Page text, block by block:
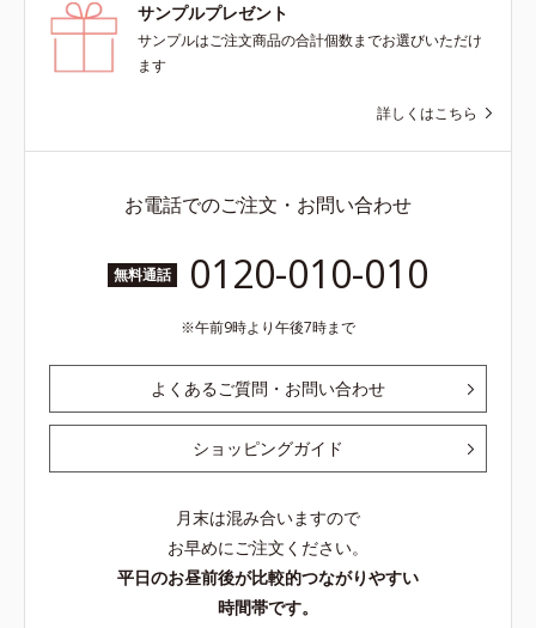
サンプルプレゼント
サンプルはご注文商品の合計個数までお選びいただけ
ます
詳しくはこちら
お電話でのご注文・お問い合わせ
無料通話 0120-010-010
午前9時より午後7時まで
よくあるご質問・お問い合わせ
ショッピングガイド
月末は混み合いますので
お早めにご注文ください。
平日のお昼前後が比較的つながりやすい
時間帯です。